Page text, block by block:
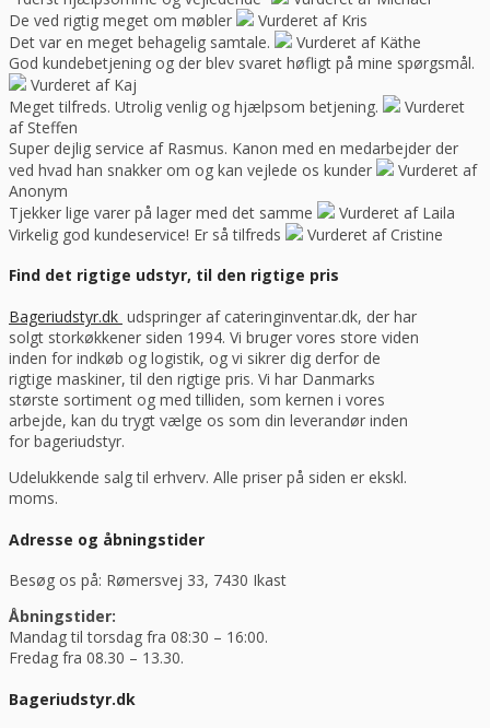
De ved rigtig meget om møbler
Vurderet af Kris
Det var en meget behagelig samtale.
Vurderet af Käthe
God kundebetjening og der blev svaret høfligt på mine spørgsmål.
Vurderet af Kaj
Meget tilfreds. Utrolig venlig og hjælpsom betjening.
Vurderet
af Steffen
Super dejlig service af Rasmus. Kanon med en medarbejder der
ved hvad han snakker om og kan vejlede os kunder
Vurderet af
Anonym
Tjekker lige varer på lager med det samme
Vurderet af Laila
Virkelig god kundeservice! Er så tilfreds
Vurderet af Cristine
Find det rigtige udstyr, til den rigtige pris
Bageriudstyr.dk udspringer af cateringinventar.dk, der har
solgt storkøkkener siden 1994. Vi bruger vores store viden
inden for indkøb og logistik, og vi sikrer dig derfor de
rigtige maskiner, til den rigtige pris. Vi har Danmarks
største sortiment og med tilliden, som kernen i vores
arbejde, kan du trygt vælge os som din leverandør inden
for bageriudstyr.
Udelukkende salg til erhverv. Alle priser på siden er ekskl.
moms.
Adresse og åbningstider
Besøg os på: Rømersvej 33, 7430 Ikast
Åbningstider:
Mandag til torsdag fra 08:30 – 16:00.
Fredag fra 08.30 – 13.30.
Bageriudstyr.dk